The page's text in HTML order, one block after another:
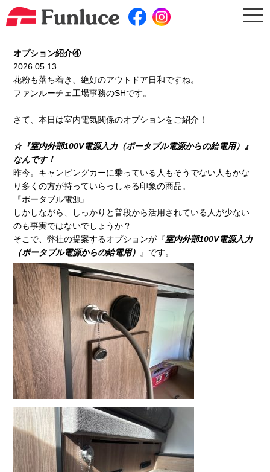
オプション紹介④
2026.05.13
花粉も落ち着き、絶好のアウトドア日和ですね。
ファンルーチェ工場事務のSHです。
さて、本日は室内電気関係のオプションをご紹介！
☆『室内外部100V電源入力（ポータブル電源からの給電用）』
なんです！
昨今。キャンピングカーに乗っている人もそうでない人もかな
り多くの方が持っていらっしゃる印象の商品。
『ポータブル電源』
しかしながら、しっかりと普段から活用されている人が少ない
のも事実ではないでしょうか？
そこで、弊社の提案するオプションが『室内外部100V電源入力
（ポータブル電源からの給電用）
』です。